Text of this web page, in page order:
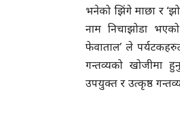
भनेको झिंगे माछा र
नाम निचाझोडा
फेवाताल’ ले
गन्तव्यको खोजीमा
उपयुक्त र उत्कृष्ठ